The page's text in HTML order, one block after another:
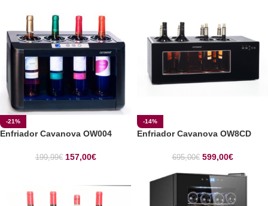
-21%
Enfriador Cavanova OW004
199,99€ 157,00€
-14%
Enfriador Cavanova OW8CD
695,00€ 599,00€